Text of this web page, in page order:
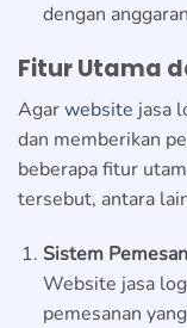
dengan
Fitur Utama
Agarwebsite jasa
dan memberikan
beberapa fitur
tersebut, antara
Sistem
Website jasa
pemesanan